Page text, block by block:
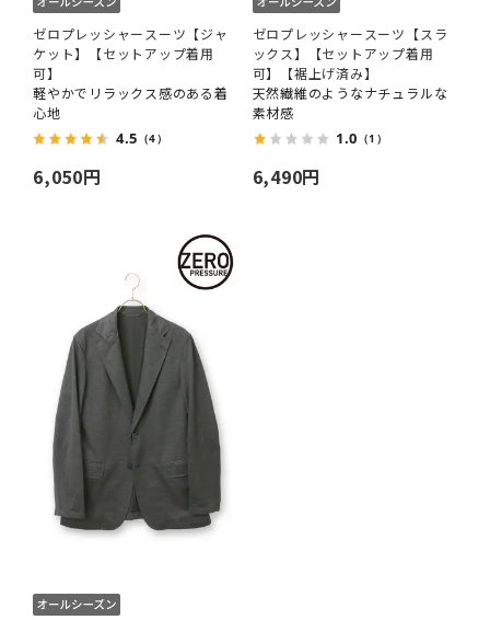
ゼロプレッシャースーツ【ジャ
ケット】【セットアップ着用
可】
軽やかでリラックス感のある着
心地
4.5 （4）
6,050円
ゼロプレッシャースーツ【スラ
ックス】【セットアップ着用
可】【裾上げ済み】
天然繊維のようなナチュラルな
素材感
1.0 （1）
6,490円